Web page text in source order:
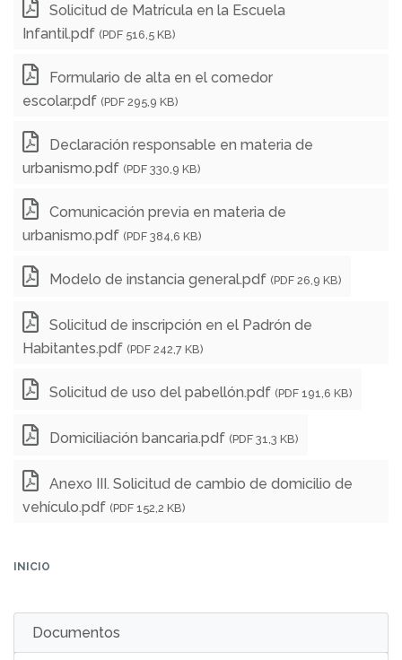
Solicitud de Matrícula en la Escuela
Infantil.pdf (PDF 516,5 KB)
Formulario de alta en el comedor
escolar.pdf (PDF 295,9 KB)
Declaración responsable en materia de
urbanismo.pdf (PDF 330,9 KB)
Comunicación previa en materia de
urbanismo.pdf (PDF 384,6 KB)
Modelo de instancia general.pdf (PDF 26,9 KB)
Solicitud de inscripción en el Padrón de
Habitantes.pdf (PDF 242,7 KB)
Solicitud de uso del pabellón.pdf (PDF 191,6 KB)
Domiciliación bancaria.pdf (PDF 31,3 KB)
Anexo III. Solicitud de cambio de domicilio de
vehículo.pdf (PDF 152,2 KB)
INICIO
Documentos